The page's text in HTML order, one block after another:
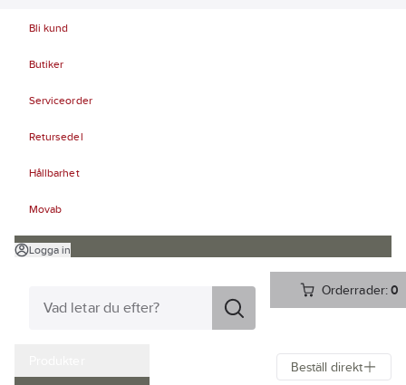
Bli kund
Butiker
Serviceorder
Retursedel
Hållbarhet
Movab
Logga in
Orderrader:0
Beställ direkt